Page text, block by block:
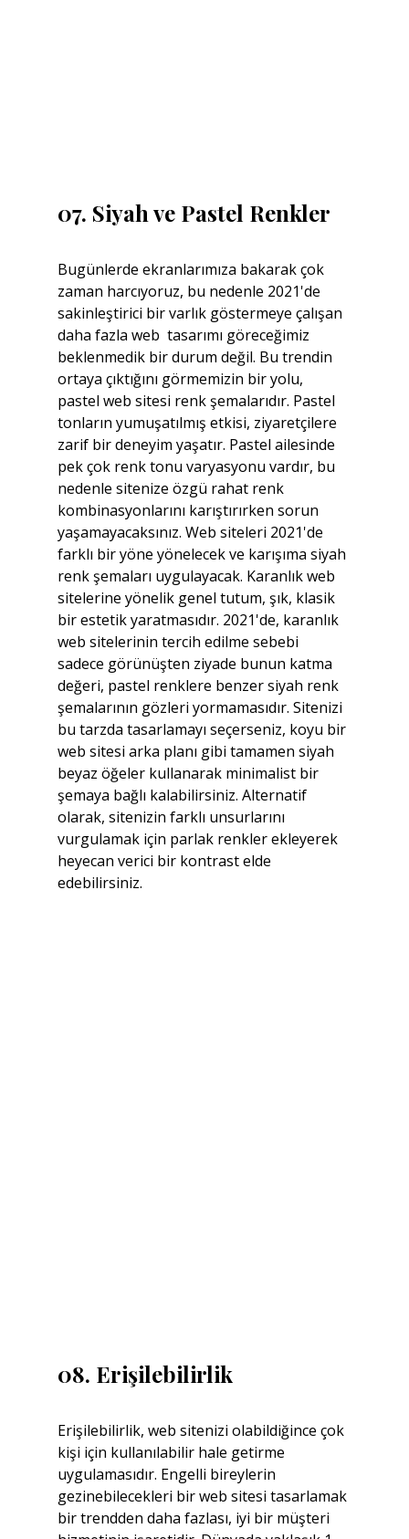
07. Siyah ve Pastel Renkler
Bugünlerde ekranlarımıza bakarak çok
zaman harcıyoruz, bu nedenle 2021'de
sakinleştirici bir varlık göstermeye çalışan
daha fazla web  tasarımı göreceğimiz
beklenmedik bir durum değil. Bu trendin
ortaya çıktığını görmemizin bir yolu,
pastel web sitesi renk şemalarıdır. Pastel
tonların yumuşatılmış etkisi, ziyaretçilere
zarif bir deneyim yaşatır. Pastel ailesinde
pek çok renk tonu varyasyonu vardır, bu
nedenle sitenize özgü rahat renk
kombinasyonlarını karıştırırken sorun
yaşamayacaksınız. Web siteleri 2021'de
farklı bir yöne yönelecek ve karışıma siyah
renk şemaları uygulayacak. Karanlık web
sitelerine yönelik genel tutum, şık, klasik
bir estetik yaratmasıdır. 2021'de, karanlık
web sitelerinin tercih edilme sebebi
sadece görünüşten ziyade bunun katma
değeri, pastel renklere benzer siyah renk
şemalarının gözleri yormamasıdır. Sitenizi
bu tarzda tasarlamayı seçerseniz, koyu bir
web sitesi arka planı gibi tamamen siyah
beyaz öğeler kullanarak minimalist bir
şemaya bağlı kalabilirsiniz. Alternatif
olarak, sitenizin farklı unsurlarını
vurgulamak için parlak renkler ekleyerek
heyecan verici bir kontrast elde
edebilirsiniz.
08. Erişilebilirlik
Erişilebilirlik, web sitenizi olabildiğince çok
kişi için kullanılabilir hale getirme
uygulamasıdır. Engelli bireylerin
gezinebilecekleri bir web sitesi tasarlamak
bir trendden daha fazlası, iyi bir müşteri